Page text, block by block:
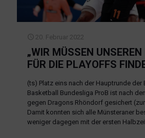
20. Februar 2022
„WIR MÜSSEN
FÜR DIE PLAYOFFS
(ts) Platz eins nach der Hauptrunde der
Basketball Bundesliga ProB ist nach
gegen Dragons Rhöndorf gesichert
Damit konnten sich alle Münsteraner
weniger dagegen mit der ersten